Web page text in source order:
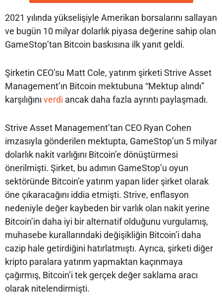
2021 yılında yükselişiyle Amerikan borsalarını sallayan
ve bugün 10 milyar dolarlık piyasa değerine sahip olan
GameStop’tan Bitcoin baskısına ilk yanıt geldi.
Şirketin CEO’su Matt Cole, yatırım şirketi Strive Asset
Management’ın Bitcoin mektubuna “Mektup alındı”
karşılığını verdi ancak daha fazla ayrıntı paylaşmadı.
Strive Asset Management’tan CEO Ryan Cohen
imzasıyla gönderilen mektupta, GameStop’un 5 milyar
dolarlık nakit varlığını Bitcoin’e dönüştürmesi
önerilmişti. Şirket, bu adımın GameStop’u oyun
sektöründe Bitcoin’e yatırım yapan lider şirket olarak
öne çıkaracağını iddia etmişti. Strive, enflasyon
nedeniyle değer kaybeden bir varlık olan nakit yerine
Bitcoin’in daha iyi bir alternatif olduğunu vurgulamış,
muhasebe kurallarındaki değişikliğin Bitcoin’i daha
cazip hale getirdiğini hatırlatmıştı. Ayrıca, şirketi diğer
kripto paralara yatırım yapmaktan kaçınmaya
çağırmış, Bitcoin’i tek gerçek değer saklama aracı
olarak nitelendirmişti.